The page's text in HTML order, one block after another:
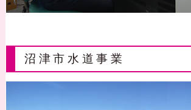
沼津市水道事業